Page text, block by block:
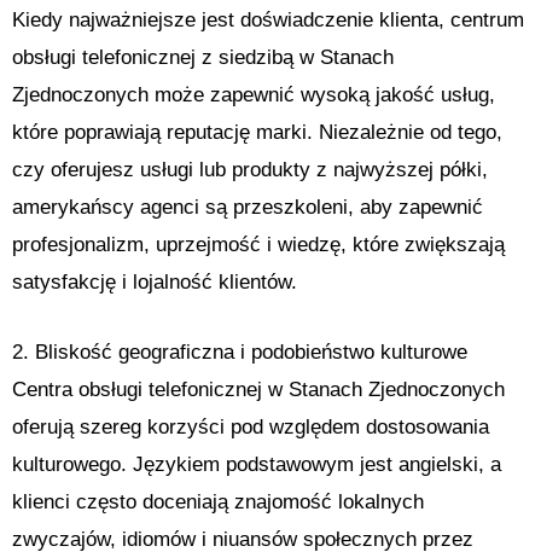
Kiedy najważniejsze jest doświadczenie klienta, centrum
obsługi telefonicznej z siedzibą w Stanach
Zjednoczonych może zapewnić wysoką jakość usług,
które poprawiają reputację marki. Niezależnie od tego,
czy oferujesz usługi lub produkty z najwyższej półki,
amerykańscy agenci są przeszkoleni, aby zapewnić
profesjonalizm, uprzejmość i wiedzę, które zwiększają
satysfakcję i lojalność klientów.
2. Bliskość geograficzna i podobieństwo kulturowe
Centra obsługi telefonicznej w Stanach Zjednoczonych
oferują szereg korzyści pod względem dostosowania
kulturowego. Językiem podstawowym jest angielski, a
klienci często doceniają znajomość lokalnych
zwyczajów, idiomów i niuansów społecznych przez